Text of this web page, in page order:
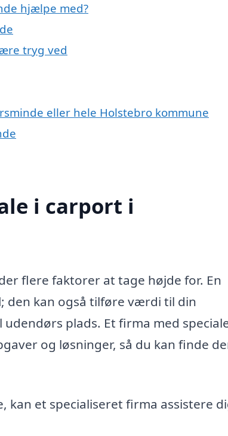
hjælpe med?
tryg ved
eller hele Holstebro kommune
i carport i
flere faktorer at tage højde for. En
den kan også tilføre værdi til din
plads. Et firma med
og løsninger, så du kan finde
kan et specialiseret firma assistere